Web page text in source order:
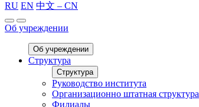
RU EN 中文 – CN
Об учреждении
Об учреждении
Структура
Структура
Руководство института
Организационно штатная структура
Филиалы